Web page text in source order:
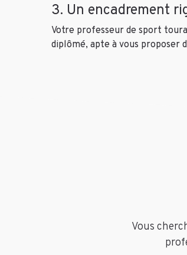
3. Un encadrement
Votre professeur de sport
diplômé, apte à vous proposer
Vous